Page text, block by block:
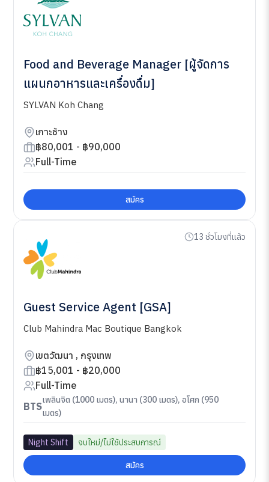
Food and Beverage Manager [ผู้จัดการ
แผนกอาหารและเครื่องดื่ม]
SYLVAN Koh Chang
เกาะช้าง
฿80,001 - ฿90,000
Full-Time
สมัคร
13 ชั่วโมงที่แล้ว
Guest Service Agent [GSA]
Club Mahindra Mac Boutique Bangkok
เขตวัฒนา , กรุงเทพ
฿15,001 - ฿20,000
Full-Time
BTS
เพลินจิต (1000 เมตร), นานา (300 เมตร), อโศก (950
เมตร)
Night Shift จบใหม่/ไม่ใช้ประสบการณ์
สมัคร